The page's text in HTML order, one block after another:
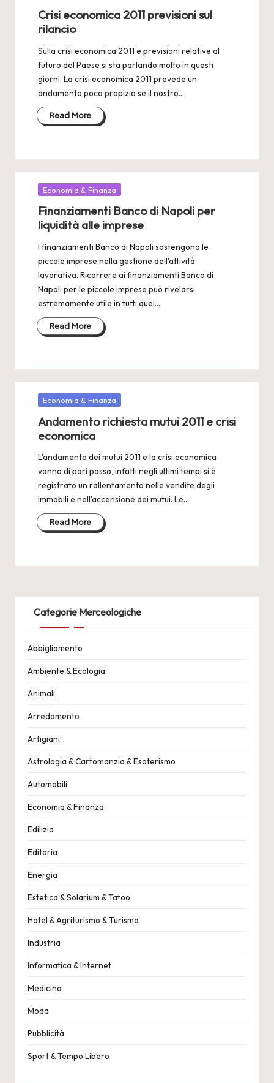
Crisi economica 2011 previsioni sul
rilancio
Sulla crisi economica 2011 e previsioni relative al
futuro del Paese si sta parlando molto in questi
giorni. La crisi economica 2011 prevede un
andamento poco propizio se il nostro…
Read More
Posted
Economia & Finanza
Finanziamenti Banco di Napoli per
liquidità alle imprese
I finanziamenti Banco di Napoli sostengono le
piccole imprese nella gestione dell'attività
lavorativa. Ricorrere ai finanziamenti Banco di
Napoli per le piccole imprese può rivelarsi
estremamente utile in tutti quei…
Read More
Posted
Economia & Finanza
Andamento richiesta mutui 2011 e crisi
economica
L'andamento dei mutui 2011 e la crisi economica
vanno di pari passo, infatti negli ultimi tempi si è
registrato un rallentamento nelle vendite degli
immobili e nell'accensione dei mutui. Le…
Read More
Categorie Merceologiche
Abbigliamento
Ambiente & Ecologia
Animali
Arredamento
Artigiani
Astrologia & Cartomanzia & Esoterismo
Automobili
Economia & Finanza
Edilizia
Editoria
Energia
Estetica & Solarium & Tatoo
Hotel & Agriturismo & Turismo
Industria
Informatica & Internet
Medicina
Moda
Pubblicità
Sport & Tempo Libero